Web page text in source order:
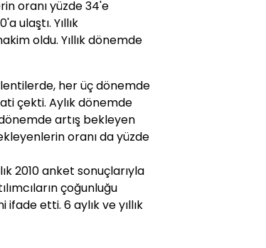
oranı yüzde 34'e
ulaştı. Yıllık
oldu. Yıllık dönemde
her üç dönemde
çekti. Aylık dönemde
artış bekleyen
oranı da yüzde
2010 anket sonuçlarıyla
çoğunluğu
etti. 6 aylık ve yıllık